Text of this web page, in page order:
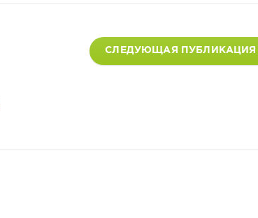
СЛЕДУЮЩАЯ ПУБЛИКАЦИЯ